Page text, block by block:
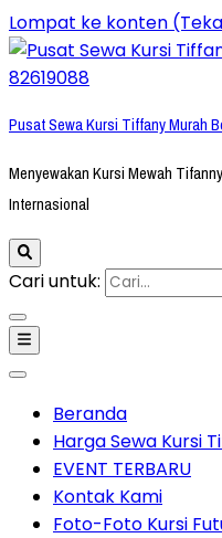
Lompat ke konten
Pusat Sewa Kursi Tiffany Murah
Menyewakan Kursi Mewah
Internasional
Cari untuk:
Beranda
Harga Sewa Kursi
EVENT TERBARU
Kontak Kami
Foto-Foto Kursi